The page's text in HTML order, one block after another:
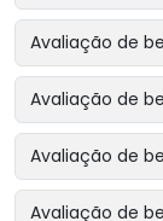
Avaliação de
Avaliação de
Avaliação de
Avaliação de